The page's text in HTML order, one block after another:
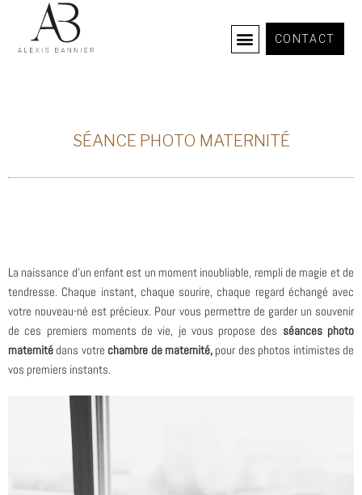
CONTACT
SÉANCE PHOTO MATERNITÉ
La naissance d’un enfant est un moment inoubliable, rempli de magie et de
tendresse. Chaque instant, chaque sourire, chaque regard échangé avec
votre nouveau-né est précieux. Pour vous permettre de garder un souvenir
de ces premiers moments de vie, je vous propose des séances photo
maternité dans votre chambre de maternité, pour des photos intimistes de
vos premiers instants.